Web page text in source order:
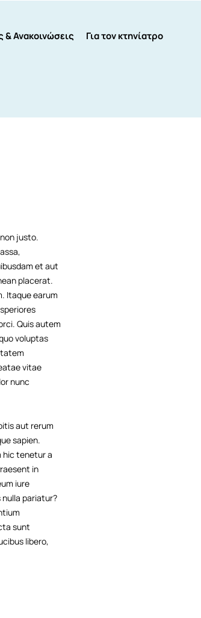
& Ανακοινώσεις Για τον κτηνίατρο
justo.
et aut
placerat.
Itaque earum
Quis autem
voluptas
vitae
nunc
aut rerum
sapien.
hic tenetur a
in
iure
pariatur?
sunt
libero,